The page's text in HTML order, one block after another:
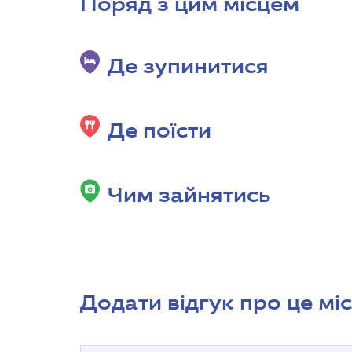
Поряд з цим місцем
Де зупинитися
Де поїсти
Чим зайнятись
Додати відгук про це